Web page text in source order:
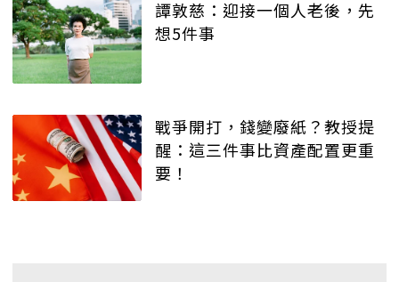
譚敦慈：迎接一個人老後，先
想5件事
戰爭開打，錢變廢紙？教授提
醒：這三件事比資產配置更重
要！